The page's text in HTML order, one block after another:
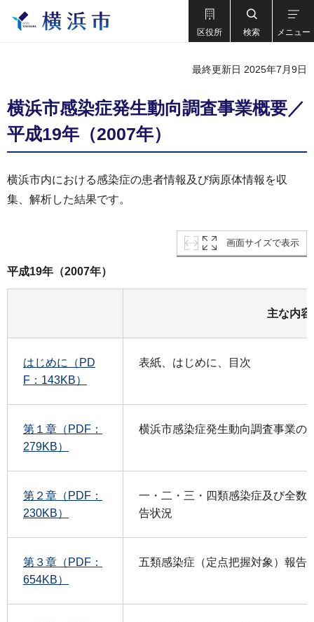
区役所 検索 メニュー
最終更新日 2025年7月9日
横浜市感染症発生動向調査事業概要／
平成19年（2007年）
横浜市内における感染症の患者情報及び病原体情報を収
集、解析した結果です。
画面サイズで表示
平成19年（2007年）
主な内容
はじめに（PD
F：143KB）
表紙、はじめに、目次
第１章（PDF：
279KB）
横浜市感染症発生動向調査事業の
第２章（PDF：
230KB）
一・二・三・四類感染症及び全数
告状況
第３章（PDF：
654KB）
五類感染症（定点把握対象）報告